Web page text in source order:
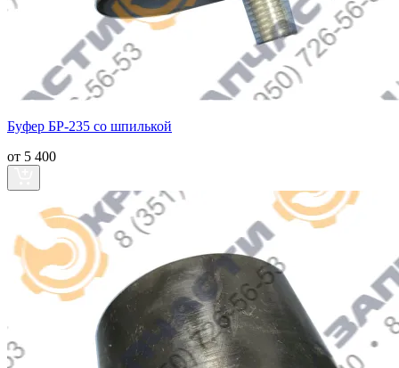
Буфер БР-235 со шпилькой
от 5 400